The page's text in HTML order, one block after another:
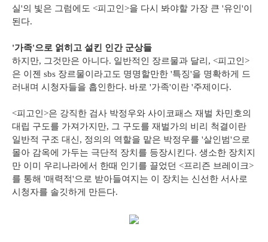
실'의 빛은 그럼에도 <피고인>을 다시 봐야할 가장 큰 '유인'이
된다.
'가족'으로 얽히고 설킨 인간 군상들
하지만, 그것만은 아니다. 일반적인 장르물과 달리, <피고인>
은 이젠 sbs 장르물이라고도 명명할만한 '특징'을 명확하게 드
러내며 시청자들을 흡인한다. 바로 '가족'이란 '주제이다.
<피고인>은 강직한 검사 박정우와 사이코패스 재벌 차민호의
대립 구도를 가져가지만, 그 구도를 재벌가의 비리 척결이란
일반적 구조 대신, 정의의 역할을 맡은 박정우를 '살인범'으로
몰아 감옥에 가두는 극단적 장치를 등장시킨다. 생소한 장치지
만 이미 우리나라에서 한때 인기를 끌었던 <프리즌 브레이크>
를 통해 '매력적'으로 받아들여지는 이 장치는 신선한 서사로
시청자를 솔깃하게 만든다.